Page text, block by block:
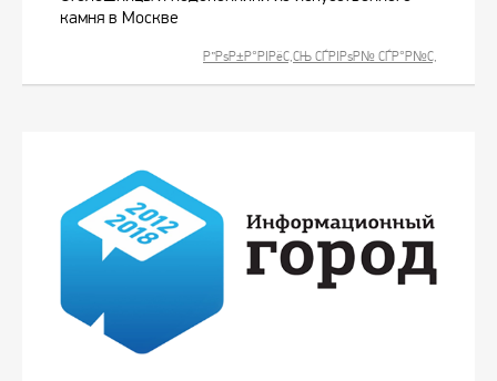
камня в Москве
Р”РѕР±Р°РІРёС‚СЊ СЃРІРѕР№ СЃР°Р№С‚